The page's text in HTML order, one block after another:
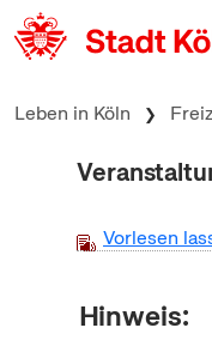
zum Inhalt springen
Leben in Köln
Vorlesen
Hinweis: